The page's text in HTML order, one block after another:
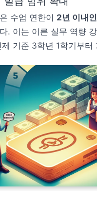
수업 연한이 2년 이내
. 이는 이른 실무 역량
기준 3학년 1학기부터